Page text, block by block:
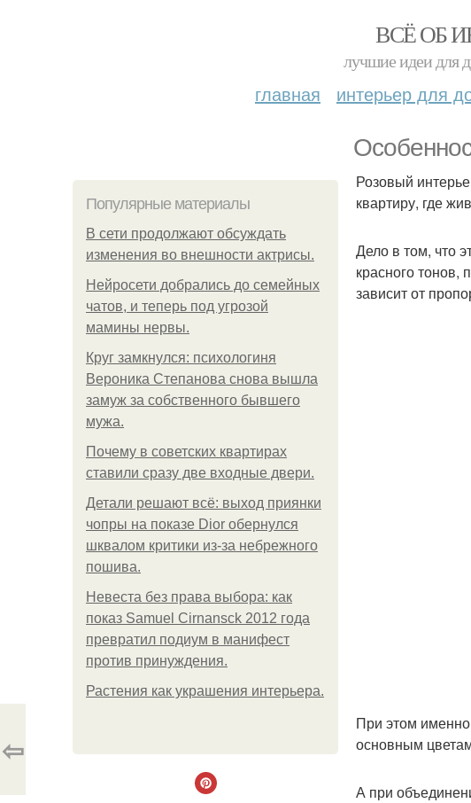
ВСЁ ОБ
лучшие идеи для
главная интерьер для
Популярные материалы
В сети продолжают обсуждать
изменения во внешности актрисы.
Нейросети добрались до семейных
чатов, и теперь под угрозой
мамины нервы.
Круг замкнулся: психологиня
Вероника Степанова снова вышла
замуж за собственного бывшего
мужа.
Почему в советских квартирах
ставили сразу две входные двери.
Детали решают всё: выход приянки
чопры на показе Dior обернулся
шквалом критики из-за небрежного
пошива.
Невеста без права выбора: как
показ Samuel Cirnansck 2012 года
превратил подиум в манифест
против принуждения.
Растения как украшения интерьера.
Розовый
квартиру, где
Дело в том, что
красного
зависит от
При этом
основным
А при
⇦